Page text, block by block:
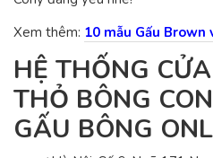
Xem thêm: 10 mẫu Gấu Brown
HỆ THỐNG
THỎ BÔNG
GẤU BÔNG